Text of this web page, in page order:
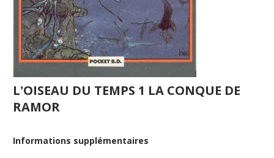
L'OISEAU DU TEMPS 1 LA CONQUE DE
RAMOR
Informations supplémentaires